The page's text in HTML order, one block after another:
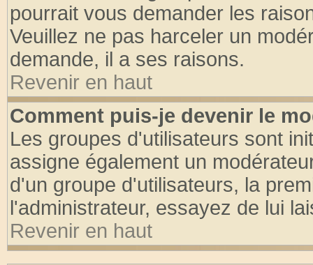
pourrait vous demander les
Veuillez ne pas harceler un
demande, il a ses raisons.
Revenir en haut
Comment puis-je devenir le
Les groupes d'utilisateurs sont
assigne également un
d'un groupe d'utilisateurs, la
l'administrateur, essayez de lui
Revenir en haut